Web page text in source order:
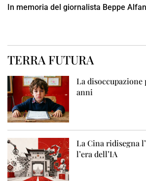
In memoria del giornalista Beppe
TERRA FUTURA
La disoccupazione
anni
La Cina ridisegna
l’era dell’IA